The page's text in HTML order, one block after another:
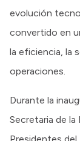
evolución
convertido en
la eficiencia, la
operaciones.
Durante la
Secretaria de la
Presidentes del